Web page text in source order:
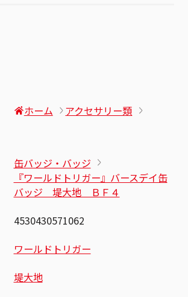
ホーム アクセサリー類
缶バッジ・バッジ
『ワールドトリガー』バースデイ缶
バッジ 堤大地 ＢＦ４
4530430571062
ワールドトリガー
堤大地